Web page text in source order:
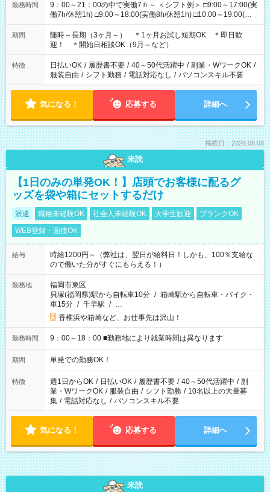
勤務時間
9：00～21：00の中で実働7ｈ～ ＜シフト例＞ □9:00～17:00(実
働7h/休憩1h) □9:00～18:00(実働8h/休憩1h) □10:00～19:00(実
働8h/休憩1h) □11:00～20:00(実働8h/休憩1h) □12:00～20:00(実
働7h/休憩1h) □12:00～21:00(実働7h/休憩1h) ＊固定OK ＊選べ
る時間帯！
期間
随時～長期（3ヶ月～） ＊1ヶ月お試し短期OK ＊即日歓
迎！ ＊開始日相談OK（9月～など）
特徴 日払いOK / 履歴書不要 / 40～50代活躍中 / 副業・WワークOK /
服装自由 / シフト勤務 / 電話対応なし / パソコンスキル不要
気になる！ 応募する 詳細へ
掲載日：2026.08.08
未読
【1日のみの単発OK！】店頭でお客様に配るグ
ッズを袋や箱にセットするだけ
派遣 職種未経験OK 社会人未経験OK 大学生歓迎
ブランクOK
WEB登録・面接OK
給与
時給1200円～（弊社は、翌日が給料日！しかも、100％支給な
ので働いた分がすぐにもらえる！）
勤務地
福岡市東区
貝塚(福岡県)駅から自転車10分 / 箱崎駅から自転車・バイク・
車15分 / 千早駅 / …
香椎浜や箱崎など、お仕事先は沢山！
勤務時間 9：00～18：00 ■勤務地により就業時間は異なります
期間 単発での勤務OK！
特徴 週1日からOK / 日払いOK / 履歴書不要 / 40～50代活躍中 / 副
業・WワークOK / 服装自由 / シフト勤務 / 10名以上の大量募
集 / 電話対応なし / パソコンスキル不要
気になる！ 応募する 詳細へ
未読